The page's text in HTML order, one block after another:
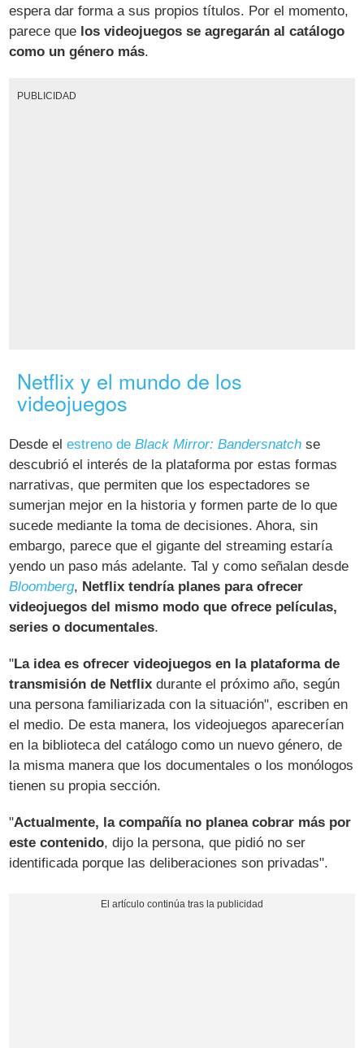
espera dar forma a sus propios títulos. Por el momento,
parece que los videojuegos se agregarán al catálogo
como un género más.
PUBLICIDAD
Netflix y el mundo de los
videojuegos
Desde elestreno deBlack Mirror: Bandersnatch se
descubrió el interés de la plataforma por estas formas
narrativas, que permiten que los espectadores se
sumerjan mejor en la historia y formen parte de lo que
sucede mediante la toma de decisiones. Ahora, sin
embargo, parece que el gigante del streaming estaría
yendo un paso más adelante. Tal y como señalan desde
Bloomberg, Netflix tendría planes para ofrecer
videojuegos del mismo modo que ofrece películas,
series o documentales.
"La idea es ofrecer videojuegos en la plataforma de
transmisión de Netflix durante el próximo año, según
una persona familiarizada con la situación", escriben en
el medio. De esta manera, los videojuegos aparecerían
en la biblioteca del catálogo como un nuevo género, de
la misma manera que los documentales o los monólogos
tienen su propia sección.
"Actualmente, la compañía no planea cobrar más por
este contenido, dijo la persona, que pidió no ser
identificada porque las deliberaciones son privadas".